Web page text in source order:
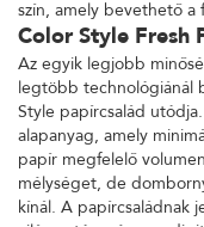
szín, amely bevethető a
Color Style Fresh
Az egyik legjobb
legtöbb technológiánál
Style papírcsalád
alapanyag, amely
papír megfelelő
mélységet, de
kínál. A papírcsaládnak